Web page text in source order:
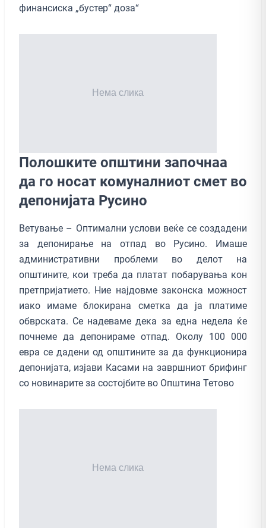
финансиска „бустер“ доза“
Полошките општини започнаа
да го носат комуналниот смет во
депонијата Русино
Ветување – Оптимални услови веќе се создадени
за депонирање на отпад во Русино. Имаше
административни проблеми во делот на
општините, кои треба да платат побарувања кон
претпријатието. Ние најдовме законска можност
иако имаме блокирана сметка да ја платиме
обврската. Се надеваме дека за една недела ќе
почнеме да депонираме отпад. Околу 100 000
евра се дадени од општините за да функционира
депонијата, изјави Касами на завршниот брифинг
со новинарите за состојбите во Општина Тетово